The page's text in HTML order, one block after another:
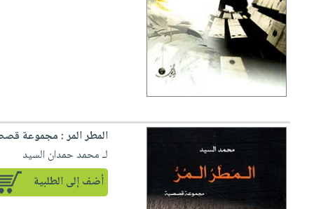
المطر المر : مجموعة
لـ محمد حمدان السيد
أضف إلى الطلبية